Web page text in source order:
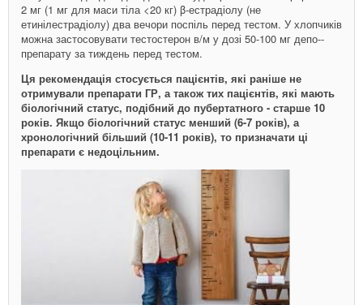
2 мг (1 мг для маси тіла <20 кг) β-естрадіолу (не
етинілестрадіолу) два вечори поспіль перед тестом. У хлопчиків
можна застосовувати тестостерон в/м у дозі 50-100 мг депо-­
препарату за тиждень перед тестом.
Ця рекомендація стосується пацієнтів, які раніше не
отримували препарати ГР, а також тих пацієнтів, які мають
біологічний статус, подібний до пубертатного - старше 10
років. Якщо біологічний статус менший (6-7 років), а
хронологічний більший (10-11 років), то призначати ці
препарати є недоцільним.